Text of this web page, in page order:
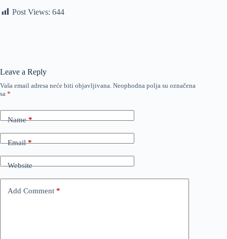
Post Views: 644
Leave a Reply
Vaša email adresa neće biti objavljivana. Neophodna polja su označena
sa *
Name*
Email*
Website
Add Comment *